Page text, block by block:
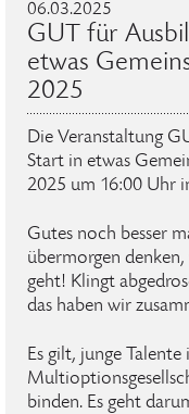
06.03.2025
GUT für
etwas
2025
Die Veranstaltung
Start in etwas
2025 um 16:00 Uhr
Gutes noch besser
übermorgen
geht! Klingt
das haben wir
Es gilt, junge Talente
binden. Es geht